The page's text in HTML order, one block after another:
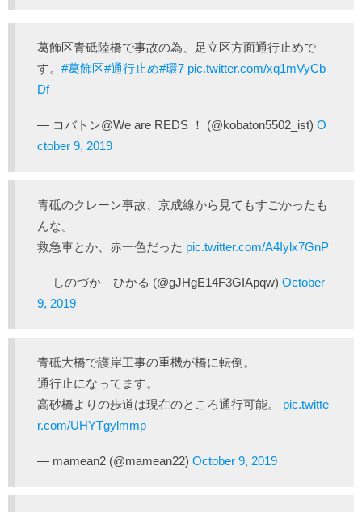
葛飾区青砥陸橋で事故の為、足立区方面通行止めで
す。 #葛飾区#通行止め#環7 pic.twitter.com/xq1mVyCb
Df
— コバトン@We are REDS ！ (@kobaton5502_ist) O
ctober 9, 2019
青砥のクレーン事故、京成線から見てもすごかったも
んな。
救急車とか、赤一色だった pic.twitter.com/A4Iylx7GnP
— しのづか ひかる (@gJHgE14F3GIApqw) October
9, 2019
青砥大橋で護岸工事の重機が橋に転倒。
通行止になってます。
高砂橋よりの歩道は現在のところ通行可能。 pic.twitte
r.com/UHYTgylmmp
— mamean2 (@mamean22) October 9, 2019